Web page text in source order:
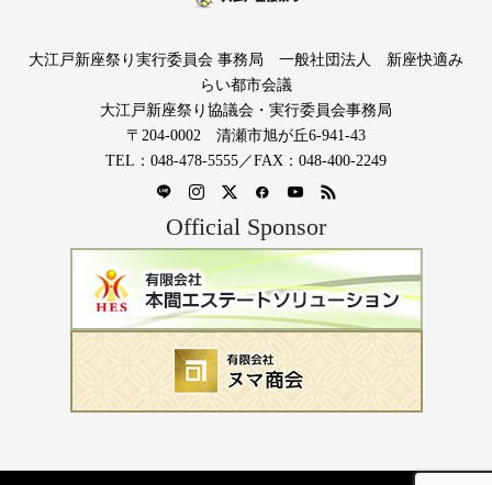
大江戸新座祭り実行委員会 事務局 一般社団法人 新座快適み
らい都市会議
大江戸新座祭り協議会・実行委員会事務局
〒204-0002 清瀬市旭が丘6-941-43
TEL：048-478-5555／FAX：048-400-2249
Official Sponsor